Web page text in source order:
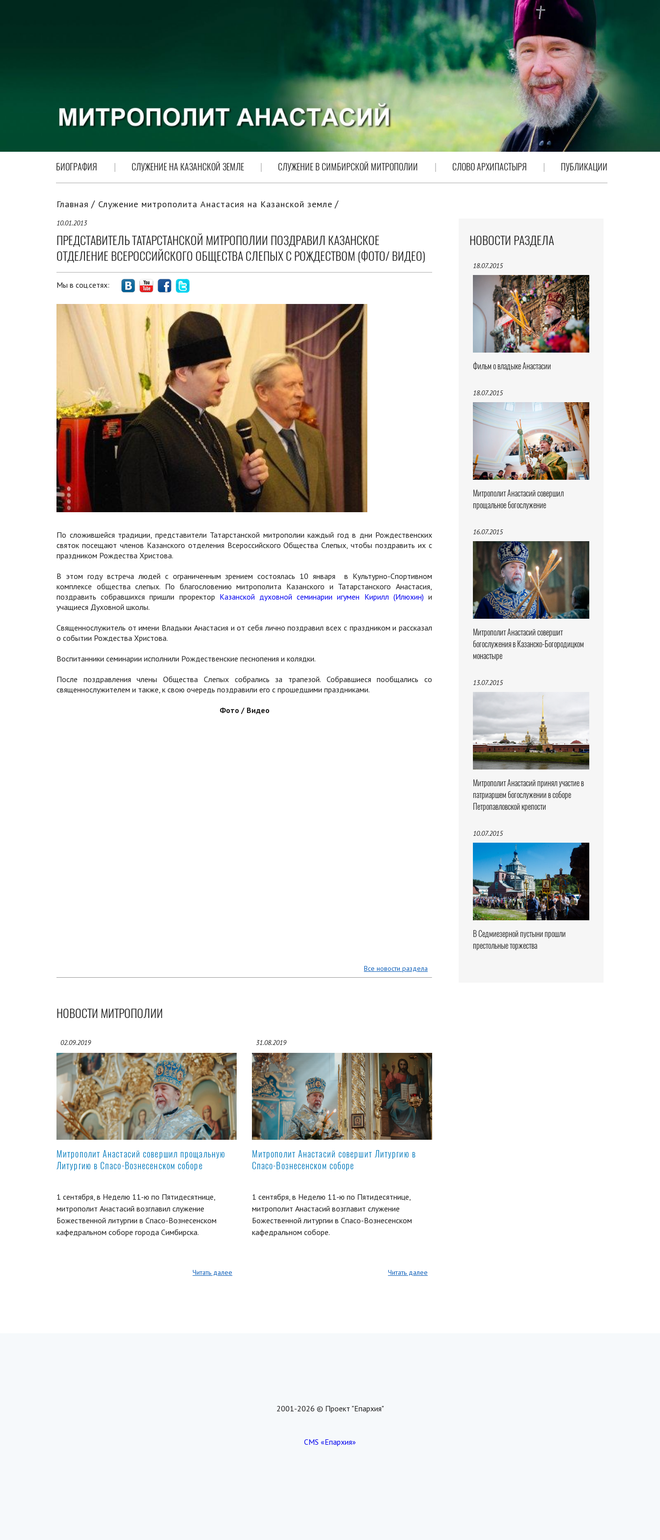
БИОГРАФИЯ СЛУЖЕНИЕ НА КАЗАНСКОЙ ЗЕМЛЕ СЛУЖЕНИЕ В СИМБИРСКОЙ МИТРОПОЛИИ СЛОВО АРХИПАСТЫРЯ ПУБЛИКАЦИИ
НОВОСТИ РАЗДЕЛА
18.07.2015
Фильм о владыке Анастасии
18.07.2015
Митрополит Анастасий совершил
прощальное богослужение
16.07.2015
Митрополит Анастасий совершит
богослужения в Казанско-Богородицком
монастыре
13.07.2015
Митрополит Анастасий принял участие в
патриаршем богослужении в соборе
Петропавловской крепости
10.07.2015
В Седмиезерной пустыни прошли
престольные торжества
Главная Служение митрополита Анастасия на Казанской земле
10.01.2013
ПРЕДСТАВИТЕЛЬ ТАТАРСТАНСКОЙ МИТРОПОЛИИ ПОЗДРАВИЛ КАЗАНСКОЕ
ОТДЕЛЕНИЕ ВСЕРОССИЙСКОГО ОБЩЕСТВА СЛЕПЫХ С РОЖДЕСТВОМ (ФОТО/ ВИДЕО)
Мы в соц.сетях:
По сложившейся традиции, представители Татарстанской митрополии каждый год в дни Рождественских
святок посещают членов Казанского отделения Всероссийского Общества Слепых, чтобы поздравить их с
праздником Рождества Христова.
В этом году встреча людей с ограниченным зрением состоялась 10 января в Культурно-Спортивном
комплексе общества слепых. По благословению митрополита Казанского и Татарстанского Анастасия,
поздравить собравшихся пришли проректор Казанской духовной семинарии игумен Кирилл (Илюхин) и
учащиеся Духовной школы.
Священнослужитель от имени Владыки Анастасия и от себя лично поздравил всех с праздником и рассказал
о событии Рождества Христова.
Воспитанники семинарии исполнили Рождественские песнопения и колядки.
После поздравления члены Общества Слепых собрались за трапезой. Собравшиеся пообщались со
священнослужителем и также, к свою очередь поздравили его с прошедшими праздниками.
Фото / Видео
Все новости раздела
НОВОСТИ МИТРОПОЛИИ
02.09.2019
Митрополит Анастасий совершил прощальную
Литургию в Спасо-Вознесенском соборе
1 сентября, в Неделю 11-ю по Пятидесятнице,
митрополит Анастасий возглавил служение
Божественной литургии в Спасо-Вознесенском
кафедральном соборе города Симбирска.
Читать далее
31.08.2019
Митрополит Анастасий совершит Литургию в
Спасо-Вознесенском соборе
1 сентября, в Неделю 11-ю по Пятидесятнице,
митрополит Анастасий возглавит служение
Божественной литургии в Спасо-Вознесенском
кафедральном соборе.
Читать далее
2001-2026 © Проект "Епархия"
CMS «Епархия»